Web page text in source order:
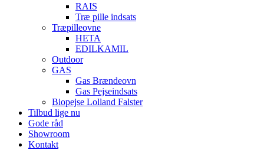
RAIS
Træ pille indsats
Træpilleovne
HETA
EDILKAMIL
Outdoor
GAS
Gas Brændeovn
Gas Pejseindsats
Biopejse Lolland Falster
Tilbud lige nu
Gode råd
Showroom
Kontakt